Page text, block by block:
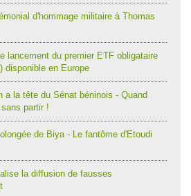
d'hommage militaire à Thomas
lancement du premier ETF obligataire
disponible en Europe
a la tête du Sénat béninois - Quand
partir !
de Biya - Le fantôme d'Etoudi
la diffusion de fausses